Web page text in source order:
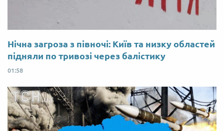
Нічна загроза з півночі: Київ та низку областей
підняли по тривозі через балістику
01:58